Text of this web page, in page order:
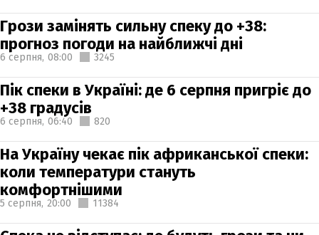
Грози замінять сильну спеку до +38:
прогноз погоди на найближчі дні
6 серпня, 08:00 3245
Пік спеки в Україні: де 6 серпня пригріє до
+38 градусів
6 серпня, 06:40 820
На Україну чекає пік африканської спеки:
коли температури стануть
комфортнішими
5 серпня, 20:00 11384